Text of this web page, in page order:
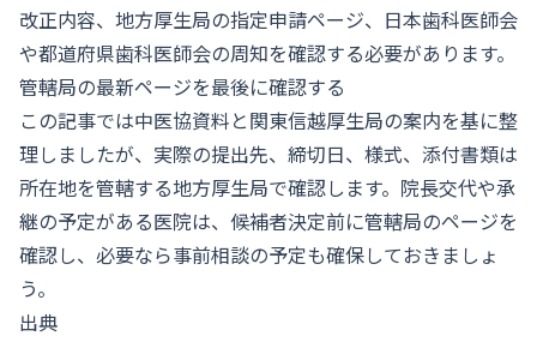
改正内容、地方厚生局の指定申請ページ、日本歯科医師会
や都道府県歯科医師会の周知を確認する必要があります。
管轄局の最新ページを最後に確認する
この記事では中医協資料と関東信越厚生局の案内を基に整
理しましたが、実際の提出先、締切日、様式、添付書類は
所在地を管轄する地方厚生局で確認します。院長交代や承
継の予定がある医院は、候補者決定前に管轄局のページを
確認し、必要なら事前相談の予定も確保しておきましょ
う。
出典